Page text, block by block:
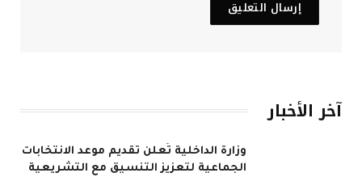
آخر الأخبار
وزارة الداخلية تُعلن تقديم موعد الانتخابات
الجماعية لتعزيز التنسيق مع التشريعية